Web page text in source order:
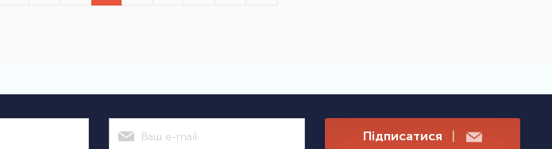
Підписатися |